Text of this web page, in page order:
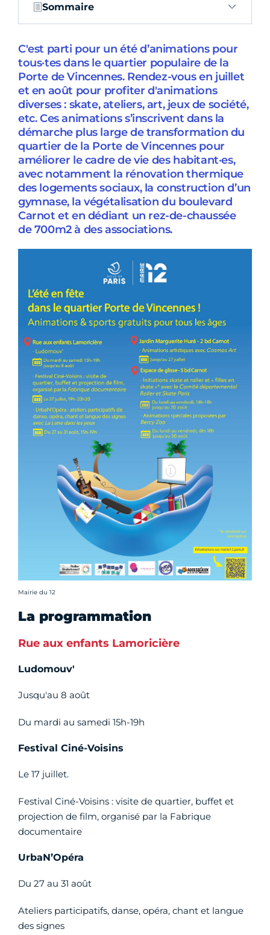
Sommaire
C'est parti pour un été d’animations pour
tous·tes dans le quartier populaire de la
Porte de Vincennes. Rendez-vous en juillet
et en août pour profiter d'animations
diverses : skate, ateliers, art, jeux de société,
etc. Ces animations s’inscrivent dans la
démarche plus large de transformation du
quartier de la Porte de Vincennes pour
améliorer le cadre de vie des habitant·es,
avec notamment la rénovation thermique
des logements sociaux, la construction d’un
gymnase, la végétalisation du boulevard
Carnot et en dédiant un rez-de-chaussée
de 700m2 à des associations.
Crédit photo :
Mairie du 12
La programmation
Rue aux enfants Lamoricière
Ludomouv'
Jusqu'au 8 août
Du mardi au samedi 15h-19h
Festival Ciné-Voisins
Le 17 juillet.
Festival Ciné-Voisins : visite de quartier, buffet et
projection de film, organisé par la Fabrique
documentaire
UrbaN’Opéra
Du 27 au 31 août
Ateliers participatifs, danse, opéra, chant et langue
des signes